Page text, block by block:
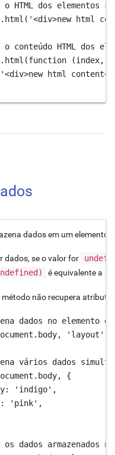
HTML dos elementos
html
conteúdo HTML dos
(index,
html
dados em um elemento
dados, se o valor for
é equivalente a
método não recupera
dados no elemento
vários dados
{
'indigo',
'pink',
os dados armazenados